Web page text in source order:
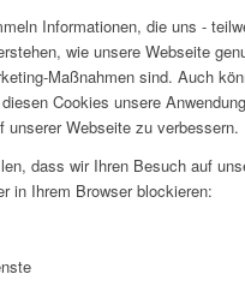
Informationen, die uns -
wie unsere Webseite
Maßnahmen sind. Auch
Cookies unsere
unserer Webseite zu verbessern.
dass wir Ihren Besuch auf
in Ihrem Browser blockieren: